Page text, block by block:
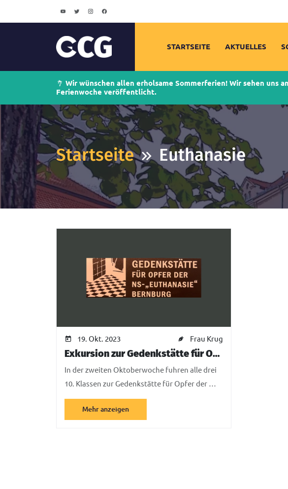
STARTSEITE AKTUELLES
Wir wünschen allen erholsame Sommerferien! Wir sehen
Ferienwoche veröffentlicht.
Startseite Euthanasie
19. Okt. 2023 Frau Krug
Exkursion zur Gedenkstätte für Opfer der „NS-Euthanasie“ Bernburg
In der zweiten Oktoberwoche fuhren alle drei
10. Klassen zur Gedenkstätte für Opfer der …
Mehr anzeigen